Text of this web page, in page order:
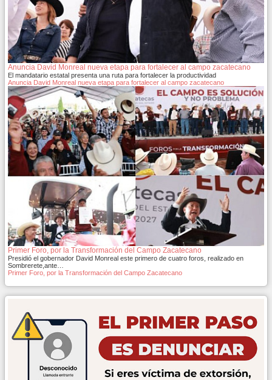
Anuncia David Monreal nueva etapa para fortalecer al campo zacatecano
El mandatario estatal presenta una ruta para fortalecer la productividad
Anuncia David Monreal nueva etapa para fortalecer al campo zacatecano
Primer Foro, por la Transformación del Campo Zacatecano
Presidió el gobernador David Monreal este primero de cuatro foros, realizado en
Sombrerete,ante…
Primer Foro, por la Transformación del Campo Zacatecano